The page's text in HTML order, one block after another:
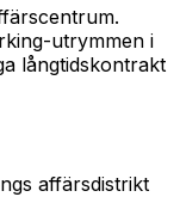
utrymmen i
långtidskontrakt
affärsdistrikt